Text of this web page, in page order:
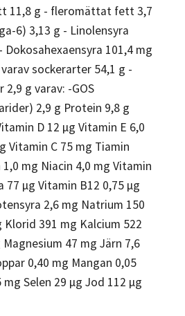
11,8 g - fleromättat fett 3,7
6) 3,13 g - Linolensyra
Dokosahexaensyra 101,4 mg
sockerarter 54,1 g -
2,9 g varav: -GOS
2,9 g Protein 9,8 g
D 12 µg Vitamin E 6,0
Vitamin C 75 mg Tiamin
mg Niacin 4,0 mg Vitamin
77 µg Vitamin B12 0,75 µg
2,6 mg Natrium 150
Klorid 391 mg Kalcium 522
47 mg Järn 7,6
0,40 mg Mangan 0,05
Selen 29 µg Jod 112 µg